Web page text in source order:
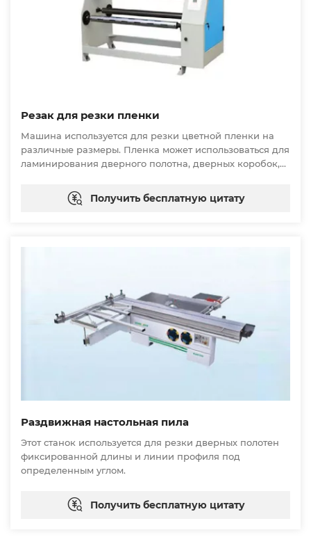
Резак для резки пленки
Машина используется для резки цветной пленки на
различные размеры. Пленка может использоваться для
ламинирования дверного полотна, дверных коробок,
Получить бесплатную цитату
Раздвижная настольная пила
Этот станок используется для резки дверных полотен
фиксированной длины и линии профиля под
определенным углом.
Получить бесплатную цитату